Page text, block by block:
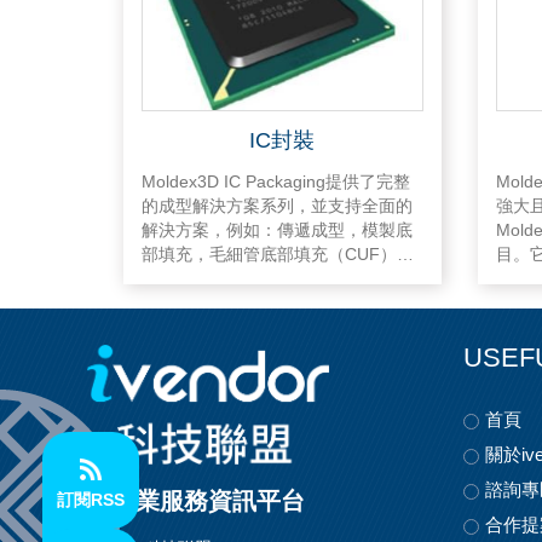
IC封裝
Moldex3D IC Packaging提供了完整
的成型解決方案系列，並支持全面的
解決方案，例如：傳遞成型，模製底
部填充，毛細管底部填充（CUF），
能支持用戶更輕鬆地完成封裝分析。
用戶也可以採用高級手動嚙合來處理
更複雜的組件，例如底切形引線框。
強大
目。
設計
零件
師或
訂閱RSS
科技業服務資訊平台
首頁
關於
諮詢
合作